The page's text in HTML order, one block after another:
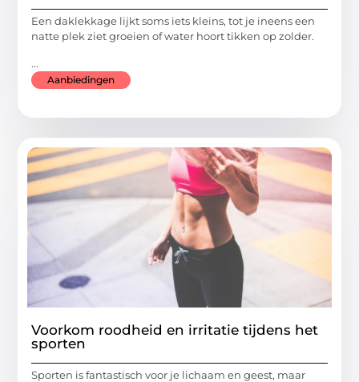
Een daklekkage lijkt soms iets kleins, tot je ineens een
natte plek ziet groeien of water hoort tikken op zolder.
...
Aanbiedingen
Voorkom roodheid en irritatie tijdens het
sporten
Sporten is fantastisch voor je lichaam en geest, maar